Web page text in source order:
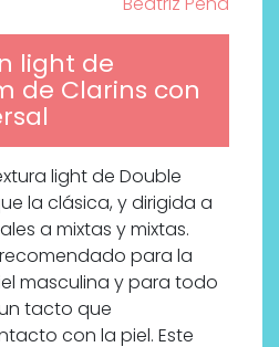
light de
de Clarins con
light de Double
la clásica, y dirigida a
a mixtas y mixtas.
para la
masculina y para todo
tacto que
con la piel. Este